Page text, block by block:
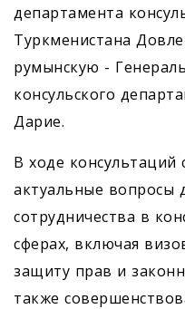
департамента
Туркменистана
румынскую -
консульского
Дарие.
В ходе консультаций
актуальные вопросы
сотрудничества в
сферах, включая
защиту прав и
также